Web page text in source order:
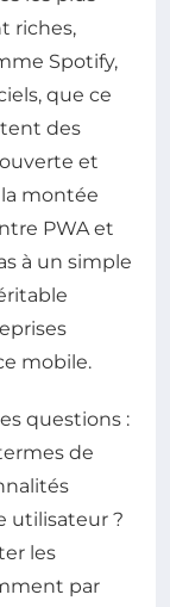
riches,
Spotify,
que ce
des
et
la montée
PWA et
à un simple
mobile.
questions :
de
utilisateur ?
les
par